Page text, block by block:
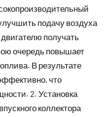
подачу воздуха
получать
очередь повышает
В результате
что
2. Установка
коллектора